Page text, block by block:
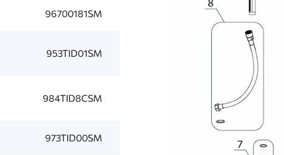
96700181SM
953TID01SM
984TID8CSM
973TID00SM